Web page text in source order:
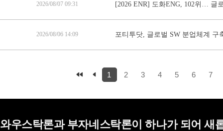
2026/08/07 09:31 [2026 ENR] 도화ENG, 102위… 글
2026/08/06 14:09 포티투닷, 글로벌 SW 분업체계 구
1 2 3 4 5 6 7
와우스탁론과 부자네스탁론이 하나가 되어 새